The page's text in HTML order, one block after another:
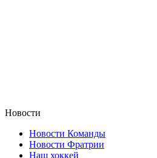
Новости
Новости Команды
Новости Фратрии
Наш хоккей